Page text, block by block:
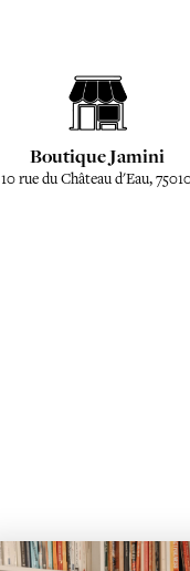
Boutique Jamini
10 rue du Château d'Eau,